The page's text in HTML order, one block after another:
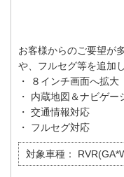
お客様からのご要望が
や、フルセグ等を追加
・ ８インチ画面へ拡大
・ 内蔵地図＆ナビゲー
・ 交通情報対応
・ フルセグ対応
対象車種：